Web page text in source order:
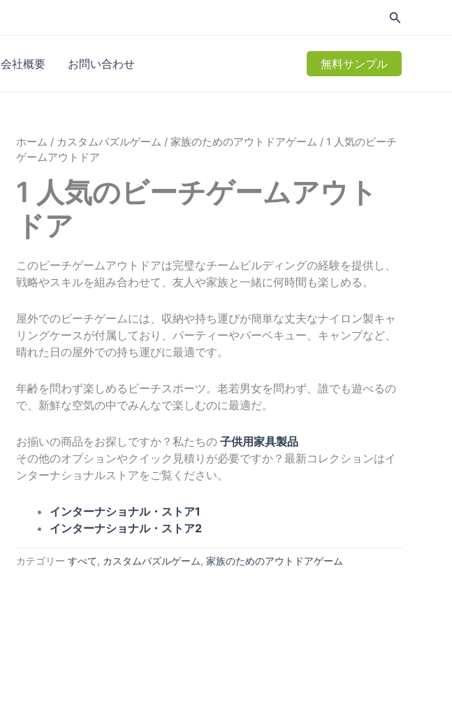
会社概要 お問い合わせ 無料サンプル
ホーム / カスタムパズルゲーム / 家族のためのアウトドアゲーム / 1 人気のビーチ
ゲームアウトドア
1 人気のビーチゲームアウト
ドア
このビーチゲームアウトドアは完璧なチームビルディングの経験を提供し、
戦略やスキルを組み合わせて、友人や家族と一緒に何時間も楽しめる。
屋外でのビーチゲームには、収納や持ち運びが簡単な丈夫なナイロン製キャ
リングケースが付属しており、パーティーやバーベキュー、キャンプなど、
晴れた日の屋外での持ち運びに最適です。
年齢を問わず楽しめるビーチスポーツ。老若男女を問わず、誰でも遊べるの
で、新鮮な空気の中でみんなで楽しむのに最適だ。
お揃いの商品をお探しですか？私たちの 子供用家具製品
その他のオプションやクイック見積りが必要ですか？最新コレクションはイ
ンターナショナルストアをご覧ください。
インターナショナル・ストア1
インターナショナル・ストア2
カテゴリー すべて, カスタムパズルゲーム, 家族のためのアウトドアゲーム